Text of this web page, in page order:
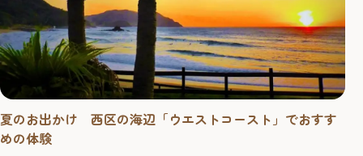
夏のお出かけ 西区の海辺「ウエストコースト」でおすす
めの体験